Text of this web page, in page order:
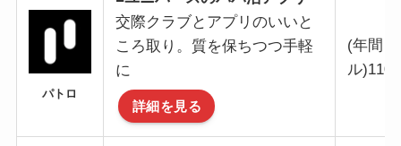
パトロ
交際クラブとアプリのいいと
ころ取り。質を保ちつつ手軽
に
詳細を見る
(年間
ル)110